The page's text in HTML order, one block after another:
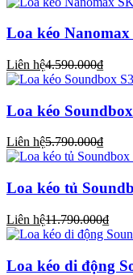
Loa kéo
Liên hệ4.590.000₫
Loa kéo
Liên hệ5.790.000₫
Loa kéo tủ
Liên hệ11.790.000₫
Loa kéo di động